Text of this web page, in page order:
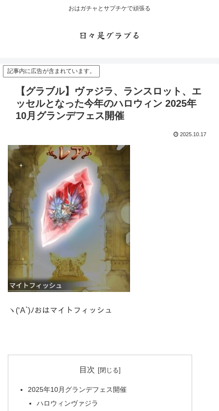
おはガチャとサプチケで頑張る
日々是グラブる
記事内に広告が含まれています。
【グラブル】ヴァジラ、ランスロット、エ
ッセルとなった今年のハロウィン 2025年
10月グランデフェス開催
2025.10.17
ヽ(‘A`)ﾉおはマイトフィッシュ
目次
2025年10月グランデフェス開催
ハロウィンヴァジラ